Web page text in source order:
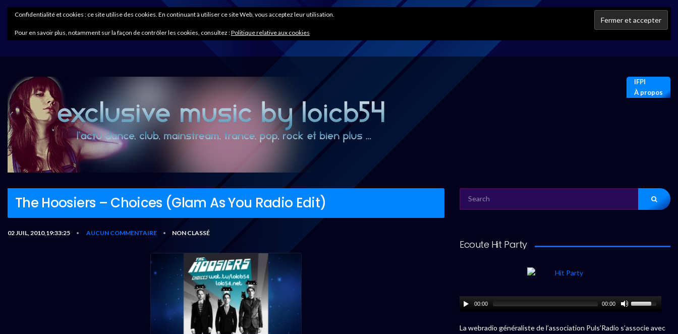
IFPI
À propos
The Hoosiers – Choices (Glam As You Radio Edit)
02 JUIL, 2010,19:33:25 • AUCUN COMMENTAIRE • NON CLASSÉ
FOR:
Ecoute Hit Party
00:00 00:00
La webradio généraliste de l’association Puls’Radio s’associe avec
Confidentialité et cookies : ce site utilise des cookies. En continuant à utiliser ce site Web, vous acceptez leur utilisation.
Pour en savoir plus, notamment sur la façon de contrôler les cookies, consultez :Politique relative aux cookies